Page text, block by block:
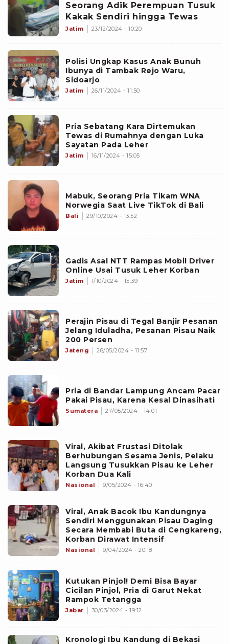
Seorang Adik Perempuan Tusuk
Kakak Sendiri hingga Tewas
Jatim 23/12/2024 - 10:20
Polisi Ungkap Kasus Anak Bunuh
Ibunya di Tambak Rejo Waru,
Sidoarjo
Jatim 26/11/2024 - 11:50
Pria Sebatang Kara Dirtemukan
Tewas di Rumahnya dengan Luka
Sayatan Pada Leher
Jatim 16/11/2024 - 15:05
Mabuk, Seorang Pria Tikam WNA
Norwegia Saat Live TikTok di Bali
Bali 29/10/2024 - 13:52
Gadis Asal NTT Rampas Mobil Driver
Online Usai Tusuk Leher Korban
Jatim 1/10/2024 - 15:39
Perajin Pisau di Tegal Banjir Pesanan
Jelang Iduladha, Pesanan Pisau Naik
200 Persen
Jateng 28/05/2024 - 11:57
Pria di Bandar Lampung Ancam Pacar
Pakai Pisau, Karena Kesal Dinasihati
Sumatera 27/05/2024 - 14:01
Viral, Akibat Frustasi Ditolak
Berhubungan Sesama Jenis, Pelaku
Langsung Tusukkan Pisau ke Leher
Korban Dua Kali
Nasional 9/05/2024 - 16:40
Viral, Anak Bacok Ibu Kandungnya
Sendiri Menggunakan Pisau Daging
Secara Membabi Buta di Cengkareng,
Korban Dirawat Intensif
Nasional 9/04/2024 - 20:18
Kutukan Pinjol! Demi Bisa Bayar
Cicilan Pinjol, Pria di Garut Nekat
Rampok Tetangga
Jabar 30/03/2024 - 19:12
Kronologi Ibu Kandung di Bekasi